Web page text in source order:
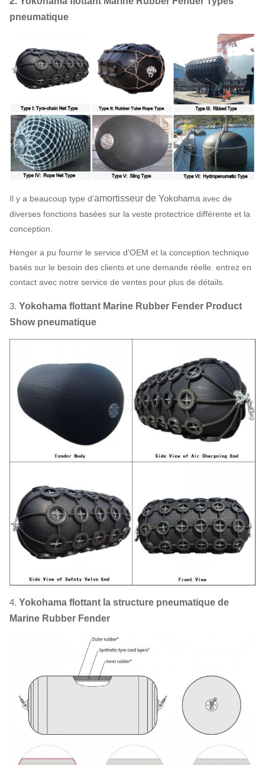
pneumatique
Il y a beaucoup type d'amortisseur de Yokohama avec de
diverses fonctions basées sur la veste protectrice différente et la
conception.
Henger a pu fournir le service d'OEM et la conception technique
basés sur le besoin des clients et une demande réelle. entrez en
contact avec notre service de ventes pour plus de détails.
3. Yokohama flottant Marine Rubber Fender Product
Show pneumatique
4. Yokohama flottant la structure pneumatique de
Marine Rubber Fender